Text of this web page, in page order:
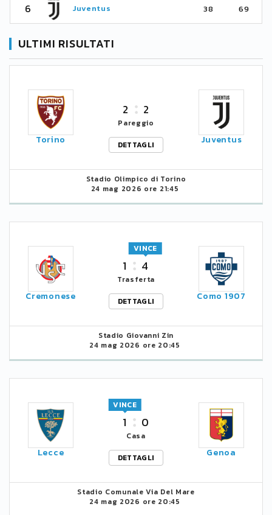
6 Juventus 38 69
ULTIMI RISULTATI
Torino
2 2
Pareggio
DETTAGLI
Juventus
Stadio Olimpico di Torino
24 mag 2026 ore 21:45
Cremonese
1 4
VINCE
Trasferta
DETTAGLI
Como 1907
Stadio Giovanni Zin
24 mag 2026 ore 20:45
Lecce
1
VINCE
0
Casa
DETTAGLI
Genoa
Stadio Comunale Via Del Mare
24 mag 2026 ore 20:45